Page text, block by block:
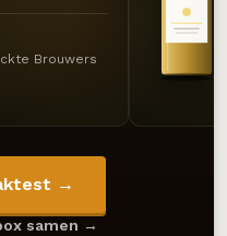
Brouwers
→
samen →